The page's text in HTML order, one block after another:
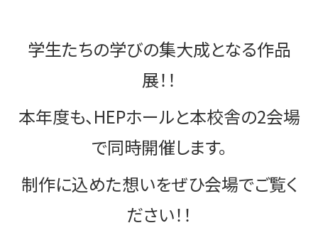
学生たちの学びの集大成となる作品
展！！
本年度も、HEPホールと本校舎の2会場
で同時開催します。
制作に込めた想いをぜひ会場でご覧く
ださい！！